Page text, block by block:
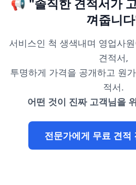
껴줍니
서비스인 척 생색내며 영업사
견적서,
투명하게 가격을 공개하고 원
적서.
어떤 것이 진짜 고객님을
전문가에게 무료 견